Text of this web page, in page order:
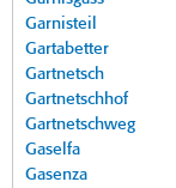
Garnisteil
Gartabetter
Gartnetsch
Gartnetschhof
Gartnetschweg
Gaselfa
Gasenza